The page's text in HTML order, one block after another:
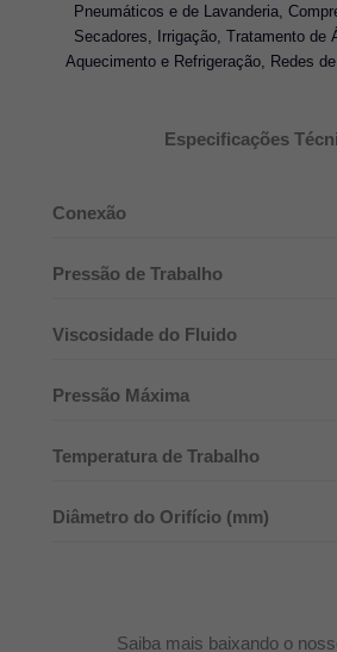
Pneumáticos e de Lavanderia,
Secadores, Irrigação, Tratamento de
Aquecimento e Refrigeração, Redes de
Especificações
Conexão
Pressão de Trabalho
Viscosidade do Fluido
Pressão Máxima
Temperatura de Trabalho
Diâmetro do Orifício (mm)
Saiba mais baixando o